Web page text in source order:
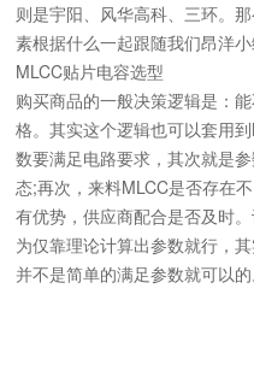
则是宇阳、风华高科、三环。
素根据什么一起跟随我们昂洋小
MLCC贴片电容选型
购买商品的一般决策逻辑是：
格。其实这个逻辑也可以套用
数要满足电路要求，其次就是
态;再次，来料MLCC是否存在
有优势，供应商配合是否及时
为仅靠理论计算出参数就行，
并不是简单的满足参数就可以的